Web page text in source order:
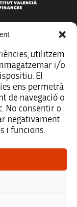
utilitzem
i/o
El
ens permetrà
de navegació o
No consentir o
negativament
i funcions.